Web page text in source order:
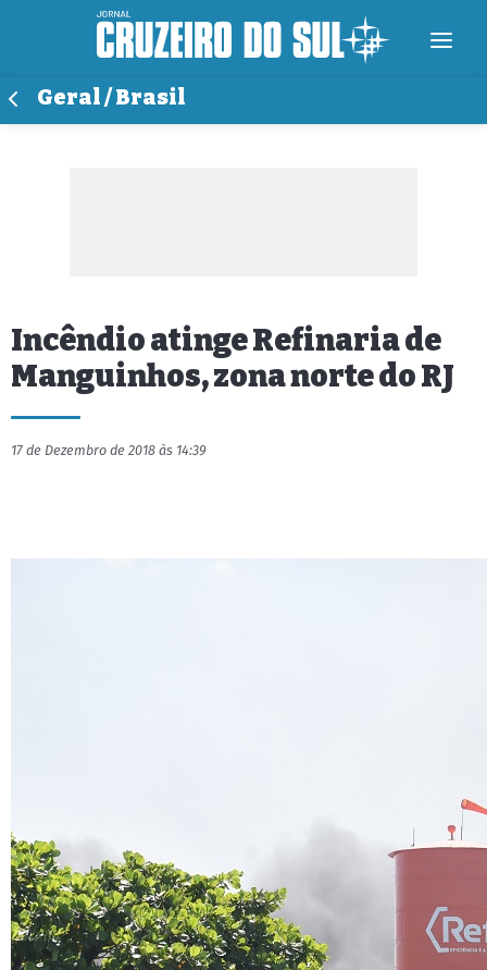
Geral / Brasil
Incêndio atinge Refinaria de
Manguinhos, zona norte do RJ
17 de Dezembro de 2018 às 14:39